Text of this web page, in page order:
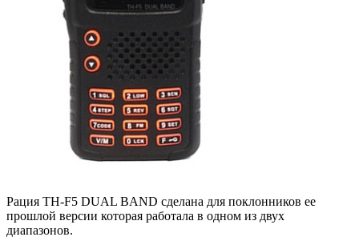
Рация TH-F5 DUAL BAND сделана для поклонников ее
прошлой версии которая работала в одном из двух
диапазонов.